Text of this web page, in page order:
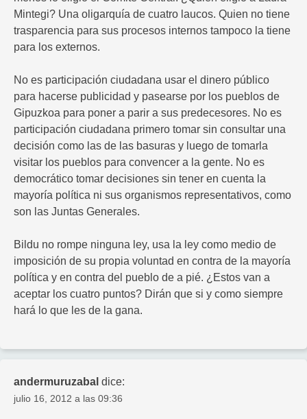
Mintegi? Una oligarquía de cuatro laucos. Quien no tiene
trasparencia para sus procesos internos tampoco la tiene
para los externos.
No es participación ciudadana usar el dinero público
para hacerse publicidad y pasearse por los pueblos de
Gipuzkoa para poner a parir a sus predecesores. No es
participación ciudadana primero tomar sin consultar una
decisión como las de las basuras y luego de tomarla
visitar los pueblos para convencer a la gente. No es
democrático tomar decisiones sin tener en cuenta la
mayoría política ni sus organismos representativos, como
son las Juntas Generales.
Bildu no rompe ninguna ley, usa la ley como medio de
imposición de su propia voluntad en contra de la mayoría
política y en contra del pueblo de a pié. ¿Estos van a
aceptar los cuatro puntos? Dirán que si y como siempre
hará lo que les de la gana.
andermuruzabal dice:
julio 16, 2012 a las 09:36